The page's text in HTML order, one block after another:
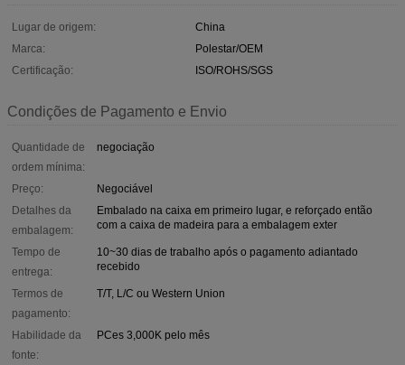
Lugar de origem:
China
Marca:
Polestar/OEM
Certificação:
ISO/ROHS/SGS
Condições de Pagamento e Envio
Quantidade de
ordem mínima:
negociação
Preço:
Negociável
Detalhes da
embalagem:
Embalado na caixa em primeiro lugar, e reforçado então
com a caixa de madeira para a embalagem exter
Tempo de
entrega:
10~30 dias de trabalho após o pagamento adiantado
recebido
Termos de
pagamento:
T/T, L/C ou Western Union
Habilidade da
fonte:
PCes 3,000K pelo mês